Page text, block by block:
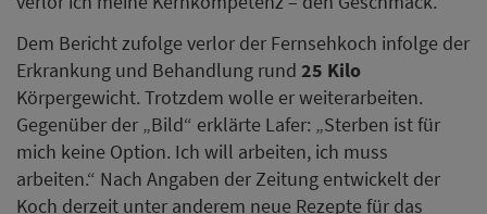
Dem Bericht zufolge verlor der Fernsehkoch infolge der
Erkrankung und Behandlung rund 25 Kilo
Körpergewicht. Trotzdem wolle er weiterarbeiten.
Gegenüber der „Bild“ erklärte Lafer: „Sterben ist für
mich keine Option. Ich will arbeiten, ich muss
arbeiten.“ Nach Angaben der Zeitung entwickelt der
Koch derzeit unter anderem neue Rezepte für das